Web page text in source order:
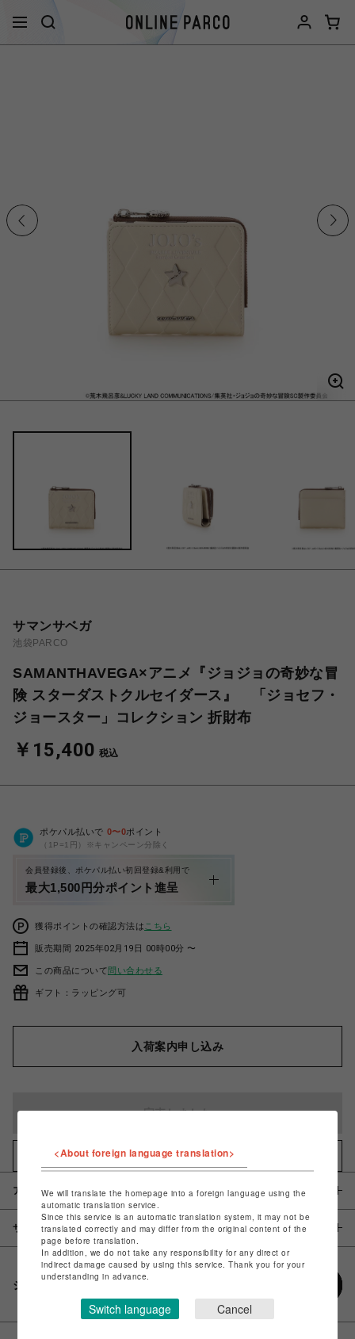
サマンサベガ
池袋PARCO
SAMANTHAVEGA×アニメ『ジョジョの奇妙な冒
険 スターダストクルセイダース』 「ジョセフ・
ジョースター」コレクション 折財布
￥15,400 税込
ポケパル払いで 0〜0ポイント
（1P=1円）※キャンペーン分除く
会員登録後、ポケパル払い初回登録&利用で
最大1,500円分ポイント進呈
獲得ポイントの確認方法は こちら
販売期間 2025年02月19日 00時00分 〜
この商品について問い合わせる
ギフト：ラッピング可
入荷案内申し込み
完売しました
お気に入りアイテムに追加
アイテム説明 / 素材
サイズ
シェアする
<About foreign language translation>
We will translate the homepage into a foreign language using the
automatic translation service.
Since this service is an automatic translation system, it may not be
translated correctly and may differ from the original content of the
page before translation.
In addition, we do not take any responsibility for any direct or
indirect damage caused by using this service. Thank you for your
understanding in advance.
Switch language Cancel